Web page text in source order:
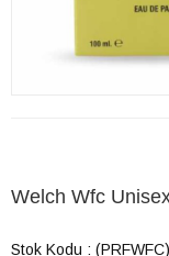
Welch Wfc
Stok Kodu (PRFWFC)